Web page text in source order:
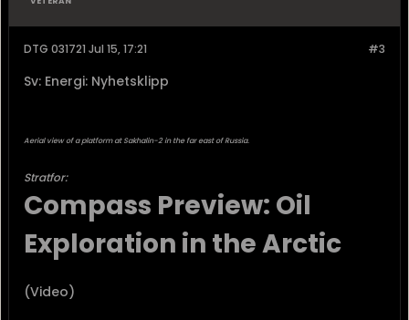
#3
DTG 031721 Jul 15, 17:21
Sv: Energi: Nyhetsklipp
Aerial view of a platform at Sakhalin-2 in the far east of Russia.
Stratfor:
Compass Preview: Oil
Exploration in the Arctic
(Video)